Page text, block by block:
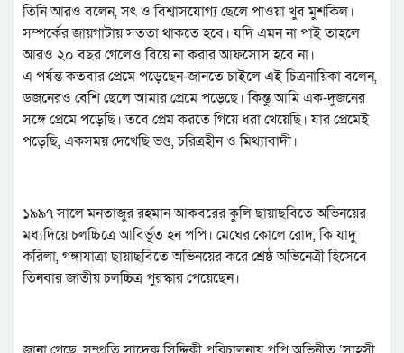
তিনি আরও বলেন, সৎ ও বিশ্বাসযোগ্য ছেলে পাওয়া খুব মুশকিল।
সম্পর্কের জায়গাটায় সততা থাকতে হবে। যদি এমন না পাই তাহলে
আরও ২০ বছর গেলেও বিয়ে না করার আফসোস হবে না।
এ পর্যন্ত কতবার প্রেমে পড়েছেন-জানতে চাইলে এই চিত্রনায়িকা বলেন,
ডজনেরও বেশি ছেলে আমার প্রেমে পড়েছে। কিন্তু আমি এক-দুজনের
সঙ্গে প্রেমে পড়েছি। তবে প্রেম করতে গিয়ে ধরা খেয়েছি। যার প্রেমেই
পড়েছি, একসময় দেখেছি ভণ্ড, চরিত্রহীন ও মিথ্যাবাদী।
১৯৯৭ সালে মনতাজুর রহমান আকবরের কুলি ছায়াছবিতে অভিনয়ের
মধ্যদিয়ে চলচ্চিত্রে আবির্ভূত হন পপি। মেঘের কোলে রোদ, কি যাদু
করিলা, গঙ্গাযাত্রা ছায়াছবিতে অভিনয়ের করে শ্রেষ্ঠ অভিনেত্রী হিসেবে
তিনবার জাতীয় চলচ্চিত্র পুরস্কার পেয়েছেন।